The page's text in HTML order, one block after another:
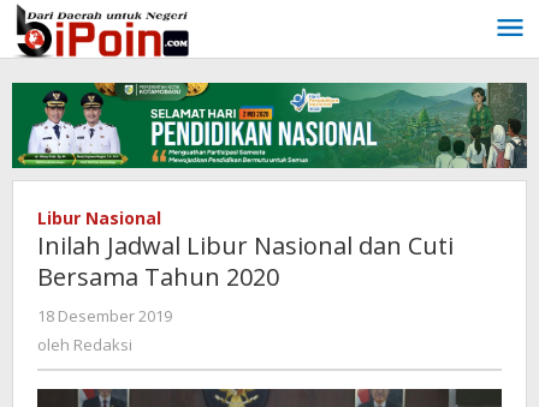
Lewati
ke
konten
Libur Nasional
Inilah Jadwal Libur Nasional dan Cuti
Bersama Tahun 2020
18 Desember 2019
oleh Redaksi